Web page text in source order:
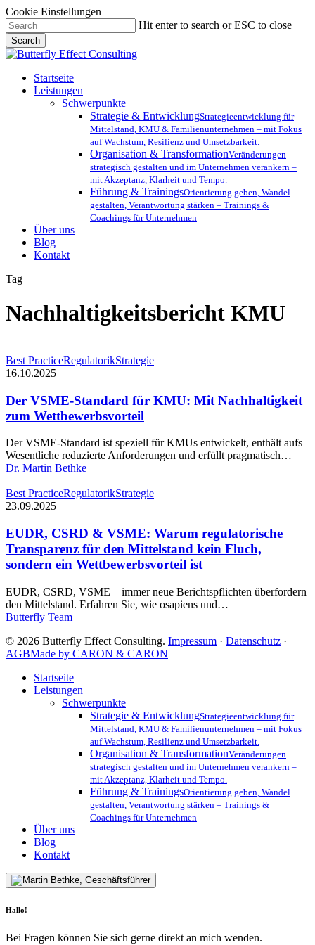
Cookie Einstellungen
Skip
to
main
content
Hit enter to search or ESC to close
Search
Close
Menu
Startseite
Leistungen
Schwerpunkte
Strategie & EntwicklungStrategieentwicklung für
Mittelstand, KMU & Familienunternehmen – mit Fokus
auf Wachstum, Resilienz und Umsetzbarkeit.
Organisation & TransformationVeränderungen
strategisch gestalten und im Unternehmen verankern –
mit Akzeptanz, Klarheit und Tempo.
Führung & TrainingsOrientierung geben, Wandel
gestalten, Verantwortung stärken – Trainings &
Coachings für Unternehmen
Über uns
Blog
Kontakt
Tag
Nachhaltigkeitsbericht KMU
Der
VSME-
für
KMU:
Mit
zum
Wettbewerbsvorteil
Best PracticeRegulatorikStrategie
16.10.2025
Der VSME-Standard für KMU: Mit Nachhaltigkeit
zum Wettbewerbsvorteil
Der VSME-Standard ist speziell für KMUs entwickelt, enthält aufs
Wesentliche reduzierte Anforderungen und erfüllt pragmatisch…
Dr. Martin Bethke
EUDR,
CSRD
VSME:
Warum
regulatorische
Transparenz
den
Mittelstand
kein
sondern
ein
Best PracticeRegulatorikStrategie
23.09.2025
EUDR, CSRD & VSME: Warum regulatorische
Transparenz für den Mittelstand kein Fluch,
sondern ein Wettbewerbsvorteil ist
EUDR, CSRD, VSME – immer neue Berichtspflichten überfordern
den Mittelstand. Erfahren Sie, wie osapiens und…
Butterfly Team
© 2026 Butterfly Effect Consulting. Impressum · Datenschutz ·
AGBMade by CARON & CARON
Close
Menu
Startseite
Leistungen
Schwerpunkte
Strategie & EntwicklungStrategieentwicklung für
Mittelstand, KMU & Familienunternehmen – mit Fokus
auf Wachstum, Resilienz und Umsetzbarkeit.
Organisation & TransformationVeränderungen
strategisch gestalten und im Unternehmen verankern –
mit Akzeptanz, Klarheit und Tempo.
Führung & TrainingsOrientierung geben, Wandel
gestalten, Verantwortung stärken – Trainings &
Coachings für Unternehmen
Über uns
Blog
Kontakt
Hallo!
Bei Fragen können Sie sich gerne direkt an mich wenden.